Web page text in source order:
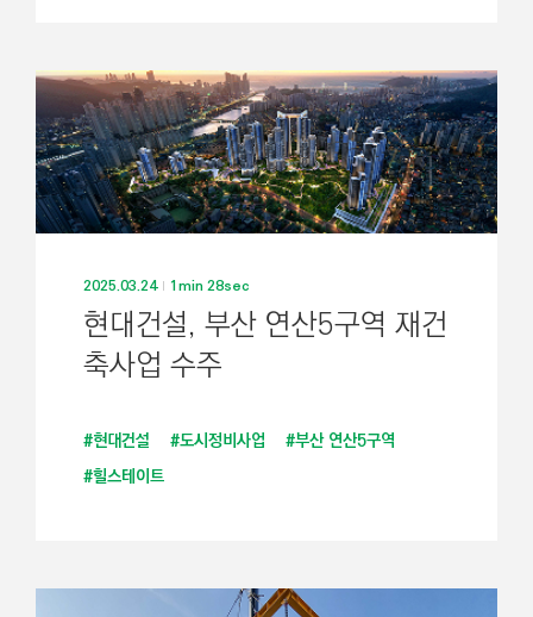
2025.03.24 1min 28sec
현대건설, 부산 연산5구역 재건
축사업 수주
#현대건설 #도시정비사업
#부산 연산5구역
#힐스테이트